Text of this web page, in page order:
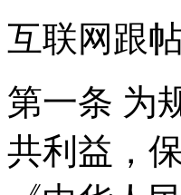
互联网跟
第一条 为
共利益，